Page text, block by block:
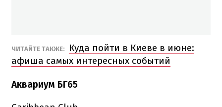
ЧИТАЙТЕ ТАКЖЕ:
Куда пойти в Киеве в июне:
афиша самых интересных событий
Аквариум БГ65